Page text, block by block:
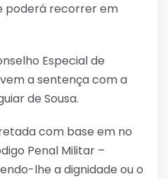
poderá recorrer em
Especial de
a sentença com a
de Sousa.
com base em no
Penal Militar –
lhe a dignidade ou o